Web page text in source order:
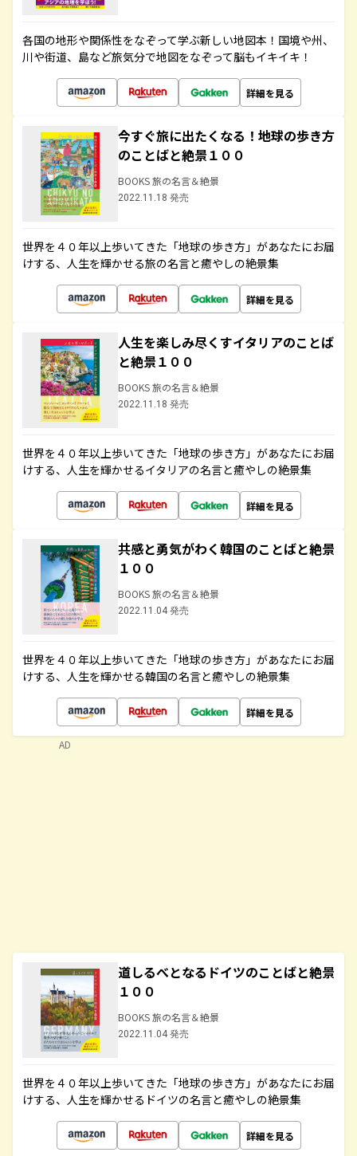
各国の地形や関係性をなぞって学ぶ新しい地図本！国境や州、
川や街道、島など旅気分で地図をなぞって脳もイキイキ！
詳細を見る
今すぐ旅に出たくなる！地球の歩き方
のことばと絶景１００
BOOKS 旅の名言＆絶景
2022.11.18 発売
世界を４０年以上歩いてきた「地球の歩き方」があなたにお届
けする、人生を輝かせる旅の名言と癒やしの絶景集
詳細を見る
人生を楽しみ尽くすイタリアのことば
と絶景１００
BOOKS 旅の名言＆絶景
2022.11.18 発売
世界を４０年以上歩いてきた「地球の歩き方」があなたにお届
けする、人生を輝かせるイタリアの名言と癒やしの絶景集
詳細を見る
共感と勇気がわく韓国のことばと絶景
１００
BOOKS 旅の名言＆絶景
2022.11.04 発売
世界を４０年以上歩いてきた「地球の歩き方」があなたにお届
けする、人生を輝かせる韓国の名言と癒やしの絶景集
詳細を見る
道しるべとなるドイツのことばと絶景
１００
BOOKS 旅の名言＆絶景
2022.11.04 発売
世界を４０年以上歩いてきた「地球の歩き方」があなたにお届
けする、人生を輝かせるドイツの名言と癒やしの絶景集
詳細を見る
AD